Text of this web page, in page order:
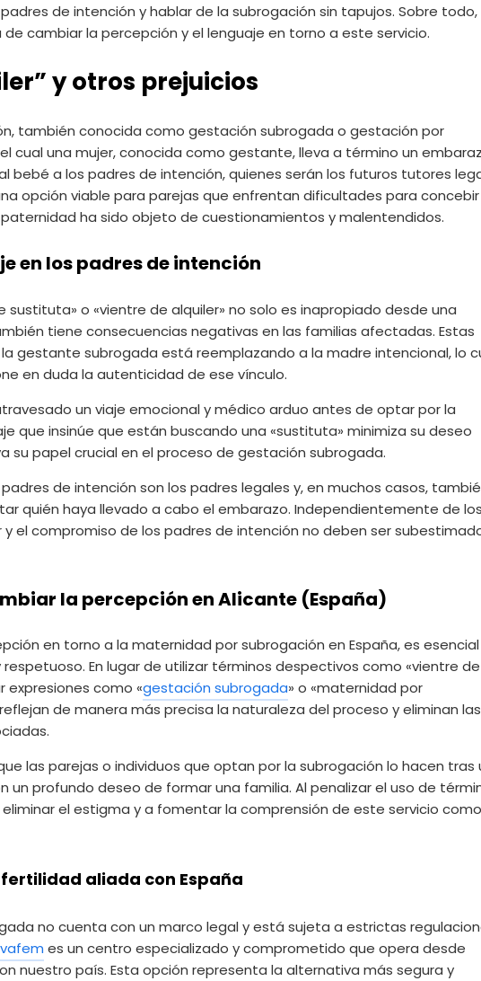
de intención y hablar de la subrogación sin tapujos. Sobre todo,
cambiar la percepción y el lenguaje en torno a este servicio.
y otros prejuicios
también conocida como gestación subrogada o gestación por
cual una mujer, conocida como gestante, lleva a término un
bebé a los padres de intención, quienes serán los futuros tutores
opción viable para parejas que enfrentan dificultades para
ha sido objeto de cuestionamientos y malentendidos.
en los padres de intención
sustituta» o «vientre de alquiler» no solo es inapropiado desde una
tiene consecuencias negativas en las familias afectadas. Estas
gestante subrogada está reemplazando a la madre intencional, lo
en duda la autenticidad de ese vínculo.
un viaje emocional y médico arduo antes de optar por la
que insinúe que están buscando una «sustituta» minimiza su deseo
su papel crucial en el proceso de gestación subrogada.
de intención son los padres legales y, en muchos casos,
quién haya llevado a cabo el embarazo. Independientemente de los
el compromiso de los padres de intención no deben ser
la percepción enAlicante (España)
en torno a la maternidad por subrogación en España, es esencial
En lugar de utilizar términos despectivos como «vientre de
expresiones como «gestación subrogada» o «maternidad por
de manera más precisa la naturaleza del proceso y eliminan las
las parejas o individuos que optan por la subrogación lo hacen tras
un profundo deseo de formar una familia. Al penalizar el uso de
el estigma y a fomentar la comprensión de este servicio
aliada con España
no cuenta con un marco legal y está sujeta a estrictas
es un centro especializado y comprometido que opera desde
nuestro país. Esta opción representa la alternativa más segura y